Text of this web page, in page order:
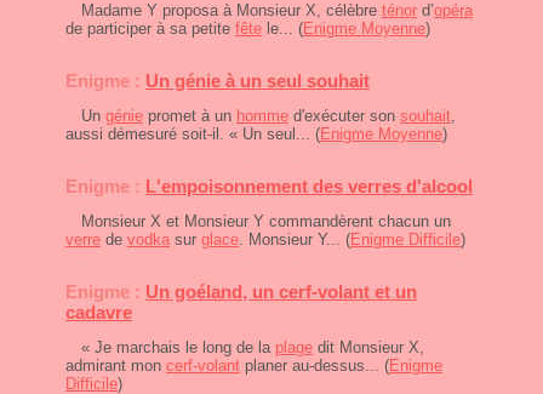
Madame Y proposa à Monsieur X, célèbre ténor d’opéra
de participer à sa petite fête le... (Enigme Moyenne)
Enigme : Un génie à un seul souhait
Un génie promet à un homme d'exécuter son souhait,
aussi démesuré soit-il. « Un seul... (Enigme Moyenne)
Enigme : L'empoisonnement des verres d'alcool
Monsieur X et Monsieur Y commandèrent chacun un
verre de vodka sur glace. Monsieur Y... (Enigme Difficile)
Enigme : Un goéland, un cerf-volant et un
cadavre
« Je marchais le long de la plage dit Monsieur X,
admirant mon cerf-volant planer au-dessus... (Enigme
Difficile)